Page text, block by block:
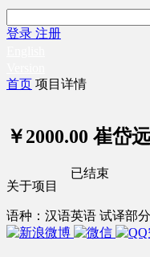
登录 注册
首页 项目详情
￥2000.00 崔岱
关于项目
语种：汉语英语 试译部
已结束